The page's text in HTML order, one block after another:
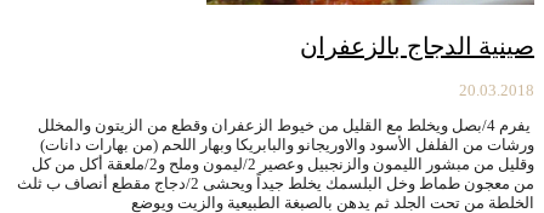
صينية الدجاج بالزعفران
20.03.2018
يفرم 4/بصل ويخلط مع القليل من خيوط الزعفران وقطع من الزيتون والمخلل
ورشات من الفلفل الأسود والاوريجانو والبابريكا وبهار اللحم (من بهارات دانات)
وقليل من مبشور الليمون والزنجبيل وعصير 2/ليمون وملح و2/ملعقة أكل من كل
من معجون طماط وخل البلسمك يخلط جيداً ويحشى 2/دجاج مقطع أنصاف ب ثلث
الخلطة من تحت الجلد ثم يدهن بالصبغة الطبيعية والزيت ويوضع